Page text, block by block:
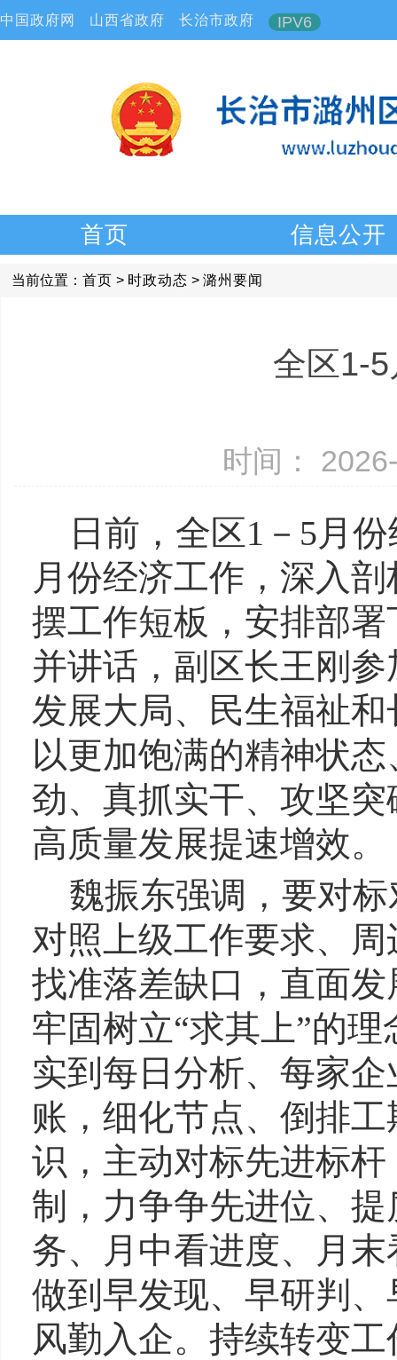
中国政府网 山西省政府 长治市政府 IPV6
首页 信息公开
当前位置： 首页 > 时政动态 > 潞州要闻
全区1-
时间：
日前，全区1－5月
月份经济工作，深入
摆工作短板，安排部
并讲话，副区长王刚
发展大局、民生福祉
以更加饱满的精神状
劲、真抓实干、攻坚
高质量发展提速增效。
魏振东强调，要对
对照上级工作要求、
找准落差缺口，直面
牢固树立“求其上”的
实到每日分析、每家
账，细化节点、倒排
识，主动对标先进标
制，力争争先进位、
务、月中看进度、月
做到早发现、早研判
风勤入企。持续转变